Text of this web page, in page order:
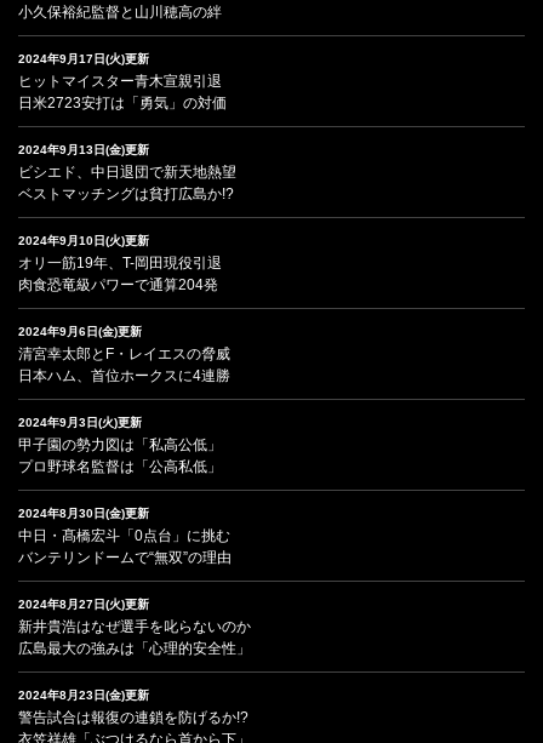
小久保裕紀監督と山川穂高の絆
2024年9月17日(火)更新
ヒットマイスター青木宣親引退
日米2723安打は「勇気」の対価
2024年9月13日(金)更新
ビシエド、中日退団で新天地熱望
ベストマッチングは貧打広島か!?
2024年9月10日(火)更新
オリ一筋19年、T-岡田現役引退
肉食恐竜級パワーで通算204発
2024年9月6日(金)更新
清宮幸太郎とF・レイエスの脅威
日本ハム、首位ホークスに4連勝
2024年9月3日(火)更新
甲子園の勢力図は「私高公低」
プロ野球名監督は「公高私低」
2024年8月30日(金)更新
中日・髙橋宏斗「0点台」に挑む
バンテリンドームで“無双”の理由
2024年8月27日(火)更新
新井貴浩はなぜ選手を叱らないのか
広島最大の強みは「心理的安全性」
2024年8月23日(金)更新
警告試合は報復の連鎖を防げるか!?
衣笠祥雄「ぶつけるなら首から下」